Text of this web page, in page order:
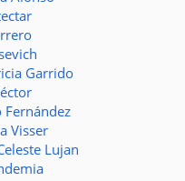
Garrido
Visser
Lujan